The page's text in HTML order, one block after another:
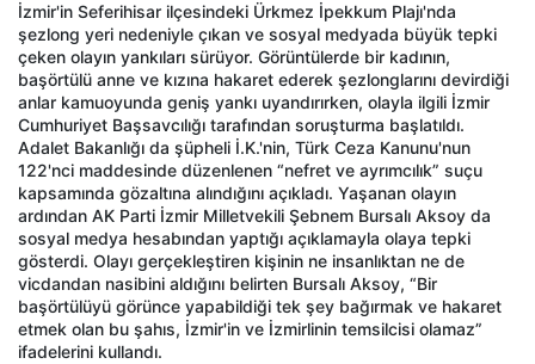
İzmir'in Seferihisar ilçesindeki Ürkmez İpekkum Plajı'nda
şezlong yeri nedeniyle çıkan ve sosyal medyada büyük tepki
çeken olayın yankıları sürüyor. Görüntülerde bir kadının,
başörtülü anne ve kızına hakaret ederek şezlonglarını devirdiği
anlar kamuoyunda geniş yankı uyandırırken, olayla ilgili İzmir
Cumhuriyet Başsavcılığı tarafından soruşturma başlatıldı.
Adalet Bakanlığı da şüpheli İ.K.'nin, Türk Ceza Kanunu'nun
122'nci maddesinde düzenlenen “nefret ve ayrımcılık” suçu
kapsamında gözaltına alındığını açıkladı. Yaşanan olayın
ardından AK Parti İzmir Milletvekili Şebnem Bursalı Aksoy da
sosyal medya hesabından yaptığı açıklamayla olaya tepki
gösterdi. Olayı gerçekleştiren kişinin ne insanlıktan ne de
vicdandan nasibini aldığını belirten Bursalı Aksoy, “Bir
başörtülüyü görünce yapabildiği tek şey bağırmak ve hakaret
etmek olan bu şahıs, İzmir'in ve İzmirlinin temsilcisi olamaz”
ifadelerini kullandı.